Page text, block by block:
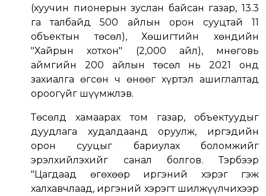
(хуучин пионерын зуслан байсан газар, 13.3
га талбайд 500 айлын орон сууцтай 11
объектын төсөл), Хөшигтийн хөндийн
"Хайрын хотхон" (2,000 айл), Өмнөговь
аймгийн 200 айлын төсөл нь 2021 онд
захиалга өгсөн ч өнөөг хүртэл ашиглалтад
ороогүйг шүүмжлэв.
Төсөлд хамаарах том газар, объектуудыг
дуудлага худалдаанд оруулж, иргэдийн
орон сууцыг бариулах боломжийг
эрэлхийлэхийг санал болгов. Тэрбээр
"Цагдаад өгөхөөр иргэний хэрэг гэж
халхавчлаад, иргэний хэрэгт шилжүүлчихээр